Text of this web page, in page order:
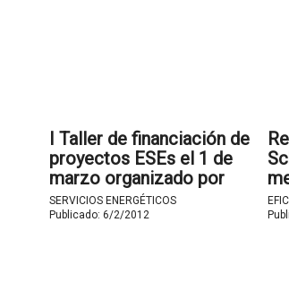
I Taller de financiación de
proyectos ESEs el 1 de
marzo organizado por
ANESE.
SERVICIOS ENERGÉTICOS
Publicado: 6/2/2012
la